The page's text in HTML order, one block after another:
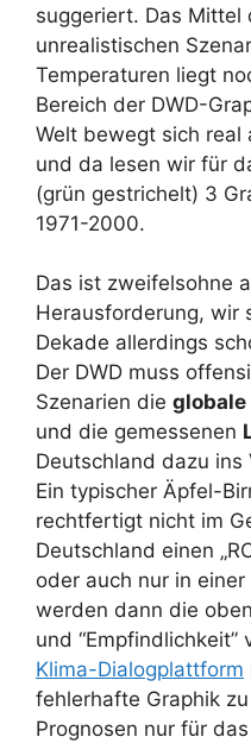
suggeriert. Das Mittel
unrealistischen
Temperaturen liegt
Bereich der DWD-
Welt bewegt sich real
und da lesen wir für
(grün gestrichelt) 3
1971-2000.
Das ist zweifelsohne
Herausforderung, wir
Dekade allerdings
Der DWD muss
Szenarien die globale
und die gemessenen
Deutschland dazu
Ein typischer Äpfel-
rechtfertigt nicht im
Deutschland einen
oder auch nur in
werden dann die
und
Klima-Dialogplattform
fehlerhafte Graphik
Prognosen nur für